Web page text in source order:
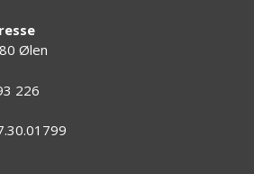
Ølen
226